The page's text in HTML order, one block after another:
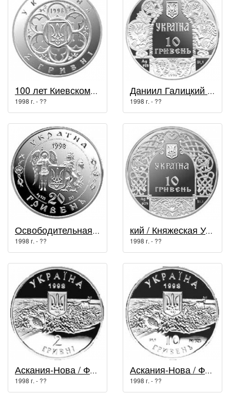
100 лет Киевскому политехническому институту / Высшие учебные заведения Украины
1998 г. - ??
Даниил Галицкий / Княжеская Украина
1998 г. - ??
Освободительная война середины XVII века / Герои казацкой эпохи
1998 г. - ??
кий / Княжеская Украина
1998 г. - ??
Аскания-Нова / Флора и фауна
1998 г. - ??
Аскания-Нова / Флора и фауна
1998 г. - ??